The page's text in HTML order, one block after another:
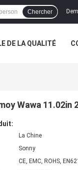
Chercher
DE LA QUALITÉ
Wawa 11.02in
La Chine
Sonny
CE, EMC, ROHS,